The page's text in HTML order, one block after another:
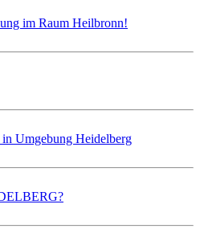
im Raum Heilbronn!
Umgebung Heidelberg